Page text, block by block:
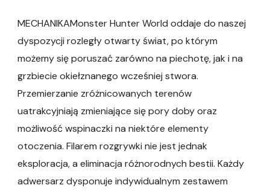
MECHANIKAMonster Hunter World oddaje do naszej
dyspozycji rozległy otwarty świat, po którym
możemy się poruszać zarówno na piechotę, jak i na
grzbiecie okiełznanego wcześniej stwora.
Przemierzanie zróżnicowanych terenów
uatrakcyjniają zmieniające się pory doby oraz
możliwość wspinaczki na niektóre elementy
otoczenia. Filarem rozgrywki nie jest jednak
eksploracja, a eliminacja różnorodnych bestii. Każdy
adwersarz dysponuje indywidualnym zestawem